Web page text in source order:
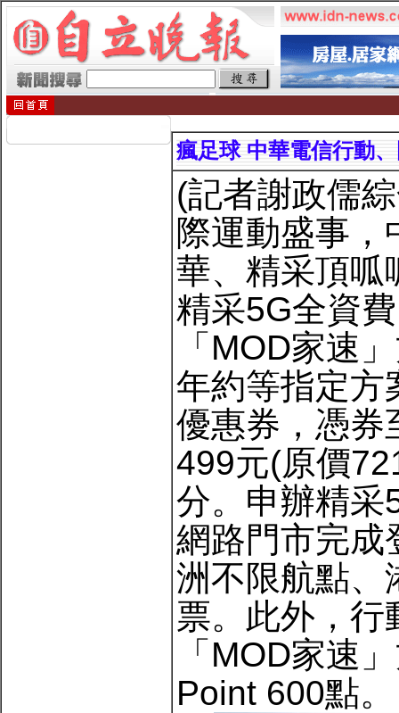
瘋足球 中華電信行動
(記者謝政儒
際運動盛事
華、精采頂呱
精采5G全資
「MOD家速
年約等指定方
優惠券，憑券
499元(原價
分。申辦精采
網路門市完成
洲不限航點、
票。此外，行
「MOD家速
Point 600點。